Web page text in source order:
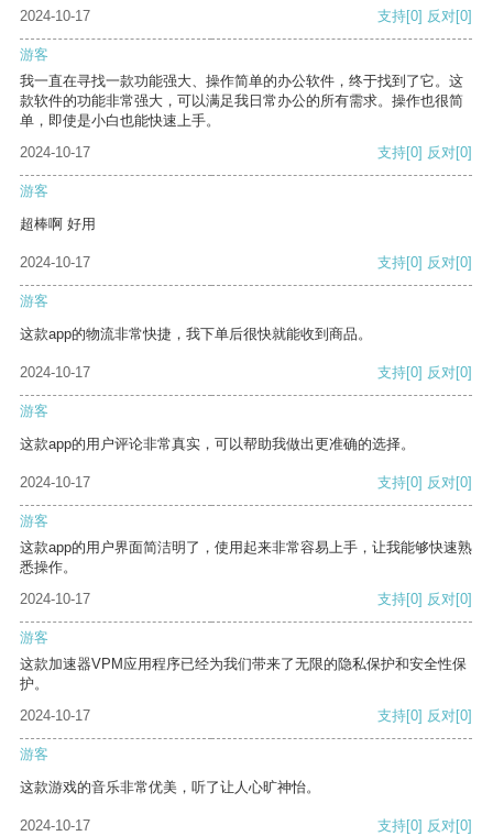
2024-10-17 支持[0] 反对[0]
游客
我一直在寻找一款功能强大、操作简单的办公软件，终于找到了它。这
款软件的功能非常强大，可以满足我日常办公的所有需求。操作也很简
单，即使是小白也能快速上手。
2024-10-17
支持[0] 反对[0]
游客
超棒啊 好用
2024-10-17 支持[0] 反对[0]
游客
这款app的物流非常快捷，我下单后很快就能收到商品。
2024-10-17 支持[0] 反对[0]
游客
这款app的用户评论非常真实，可以帮助我做出更准确的选择。
2024-10-17 支持[0] 反对[0]
游客
这款app的用户界面简洁明了，使用起来非常容易上手，让我能够快速熟
悉操作。
2024-10-17
支持[0] 反对[0]
游客
这款加速器VPM应用程序已经为我们带来了无限的隐私保护和安全性保
护。
2024-10-17
支持[0] 反对[0]
游客
这款游戏的音乐非常优美，听了让人心旷神怡。
2024-10-17 支持[0] 反对[0]